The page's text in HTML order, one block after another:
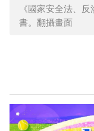
《國家安全法、
書。翻攝畫面